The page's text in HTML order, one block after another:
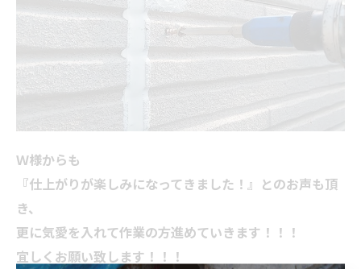
Ｗ様からも
『仕上がりが楽しみになってきました！』とのお声も頂
き、
更に気愛を入れて作業の方進めていきます！！！
宜しくお願い致します！！！